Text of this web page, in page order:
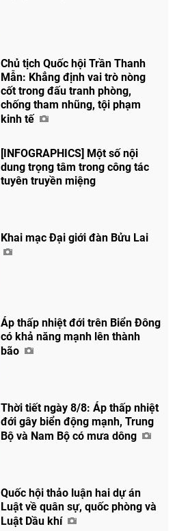
Chia sẻ
Facebook
Chủ tịch Quốc hội Trần Thanh
Mẫn: Khẳng định vai trò nòng
cốt trong đấu tranh phòng,
chống tham nhũng, tội phạm
kinh tế
[INFOGRAPHICS] Một số nội
dung trọng tâm trong công tác
tuyên truyền miệng
Khai mạc Đại giới đàn Bửu Lai
Áp thấp nhiệt đới trên Biển Đông
có khả năng mạnh lên thành
bão
Thời tiết ngày 8/8: Áp thấp nhiệt
đới gây biển động mạnh, Trung
Bộ và Nam Bộ có mưa dông
Quốc hội thảo luận hai dự án
Luật về quân sự, quốc phòng và
Luật Dầu khí